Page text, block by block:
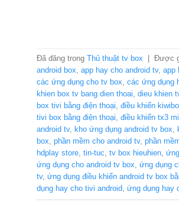
Đã đăng trong Thủ thuật tv box Được
android box, app hay cho android tv, app
các ứng dụng cho tv box, các ứng dụng
khien box tv bang dien thoai, dieu khien
box tivi bằng điện thoại, điều khiển
tivi box bằng điện thoại, điều khiển tx3
android tv, kho ứng dụng android tv box,
box, phần mềm cho android tv, phần
hdplay store, tin-tuc, tv box hieuhien,
ứng dụng cho android tv box, ứng dụng
tv, ứng dụng điều khiển android tv box
dụng hay cho tivi android, ứng dụng hay